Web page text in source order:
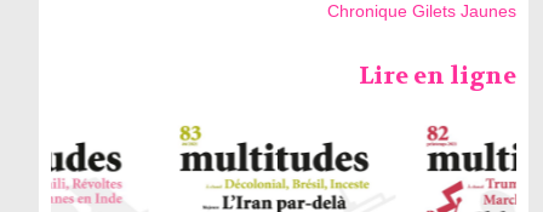
Chronique Gilets Jaunes
Lire en ligne